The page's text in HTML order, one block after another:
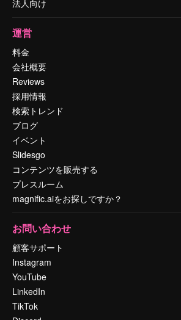
法人向け
運営
料金
会社概要
Reviews
採用情報
検索トレンド
ブログ
イベント
Slidesgo
コンテンツを販売する
プレスルーム
magnific.aiをお探しですか？
お問い合わせ
顧客サポート
Instagram
YouTube
LinkedIn
TikTok